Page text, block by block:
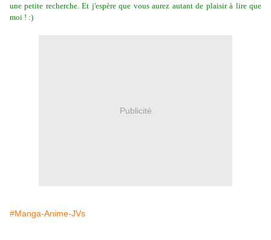
une petite recherche. Et j'espère que vous aurez autant de plaisir à lire que
moi ! :)
Publicité
#Manga-Anime-JVs